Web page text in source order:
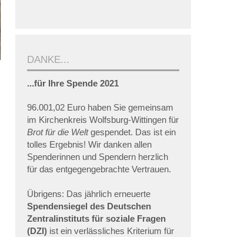
DANKE...
...für Ihre Spende 2021
96.001,02 Euro haben Sie gemeinsam
im Kirchenkreis Wolfsburg-Wittingen für
Brot für die Weltgespendet. Das ist ein
tolles Ergebnis! Wir danken allen
Spenderinnen und Spendern herzlich
für das entgegengebrachte Vertrauen.
Übrigens: Das jährlich erneuerte
Spendensiegel des Deutschen
Zentralinstituts für soziale Fragen
(DZI)ist ein verlässliches Kriterium für